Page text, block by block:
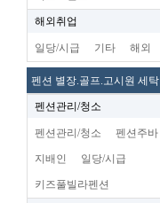
해외취업
일당/시급 기타 해외
펜션 별장.골프.고시원 세탁
펜션관리/청소
펜션관리/청소 펜션주바
지배인 일당/시급
키즈풀빌라펜션